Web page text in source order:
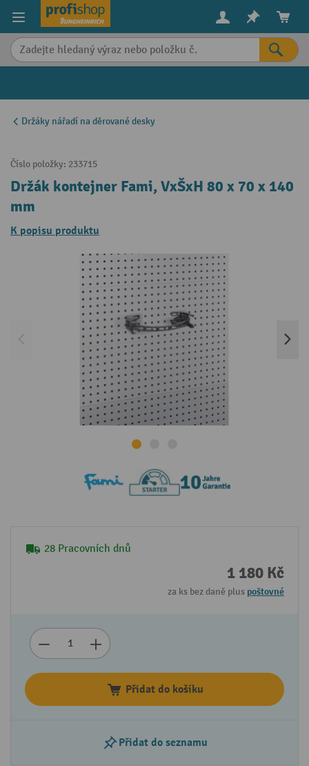
content
Držáky nářadí na děrované desky
Číslo položky: 233715
Držák kontejner Fami, VxŠxH 80 x 70 x 140
mm
K popisu produktu
28 Pracovních dnů
1 180 Kč
za ks bez daně plus poštovné
Přidat do košíku
Přidat do seznamu